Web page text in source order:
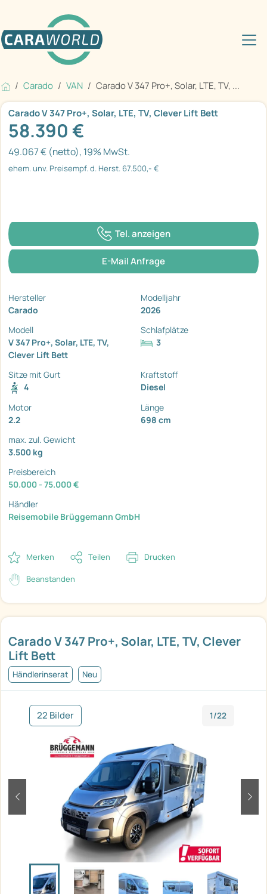
Carado VAN Carado V 347 Pro+, Solar, LTE, TV, ...
Carado V 347 Pro+, Solar, LTE, TV, Clever
Lift Bett
Händlerinserat Neu
22 Bilder 1/22
zurück
Carado V 347 Pro+, Solar, LTE, TV, Clever Lift Bett
58.390 €
49.067 € (netto), 19% MwSt.
ehem. unv. Preisempf. d. Herst. 67.500,- €
Tel. anzeigen
E-Mail Anfrage
Hersteller
Carado
Modelljahr
2026
Modell
V 347 Pro+, Solar, LTE, TV,
Clever Lift Bett
Schlafplätze
3
Sitze mit Gurt
4
Kraftstoff
Diesel
Motor
2.2
Länge
698 cm
max. zul. Gewicht
3.500 kg
Preisbereich
50.000 - 75.000 €
Händler
Reisemobile Brüggemann GmbH
Merken Teilen Drucken
Beanstanden